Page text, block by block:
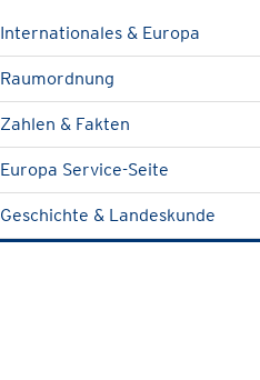
Internationales & Europa
Raumordnung
Zahlen & Fakten
Europa Service-Seite
Geschichte & Landeskunde